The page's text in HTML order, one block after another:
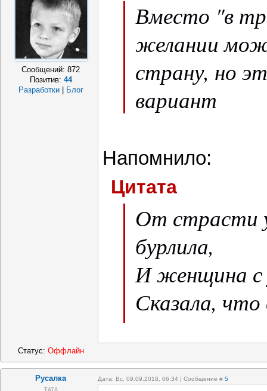
Сообщений:872
Позитив: 44
Разработки
Блог
Вместо "в
желании
страну, но
вариант
Напомнило:
Цитата
От страсти
бурлила,
И женщина с
Сказала,
местах.
Статус: Оффлайн
Русалка Дата: Вс, 09.09.2018, 06:34 | Сообщение # 5
ТАТА